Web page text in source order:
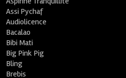
Assi Pychaf
Audiolicence
Bacalao
Bibi Mati
Big Pink Pig
Bling
Brebis